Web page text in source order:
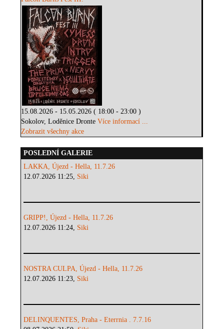
15.08.2026 - 15.05.2026 ( 18:00 - 23:00 )
Sokolov, Loděnice DronteVíce informací ...
Zobrazit všechny akce
POSLEDNÍ GALERIE
LAKKA, Újezd - Hella, 11.7.26
12.07.2026 11:25, Siki
GRIPP!, Újezd - Hella, 11.7.26
12.07.2026 11:24, Siki
NOSTRA CULPA, Újezd - Hella, 11.7.26
12.07.2026 11:23, Siki
DELINQUENTES, Praha - Eterrnia . 7.7.16